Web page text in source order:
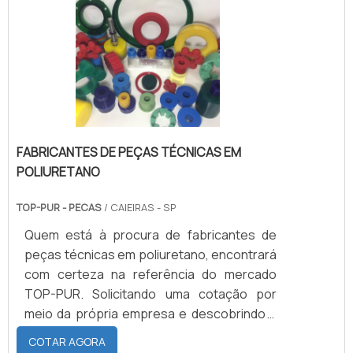
funcionários eficientes, garantem a melhor
experiência para os clientes com
qualidade..
fundamental para preveniros
gotejamentos e a perda de pressão. É
utilizada, preferencialmente, em sistemas
pneumáticose hidráulicos, onde as
condições de trabalho apresentadas são
FABRICANTES DE PEÇAS TÉCNICAS EM
POLIURETANO
TOP-PUR - PECAS / CAIEIRAS - SP
Quem está à procura de fabricantes de
peças técnicas em poliuretano, encontrará
com certeza na referência do mercado
TOP-PUR. Solicitando uma cotação por
meio da própria empresa e descobrindo a
líder em qualidade. SOBRE FABRICANTES DE
COTAR AGORA